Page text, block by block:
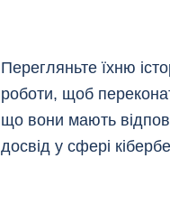
Перегляньте їхню
роботи, щоб
що вони мають
досвід у сфері